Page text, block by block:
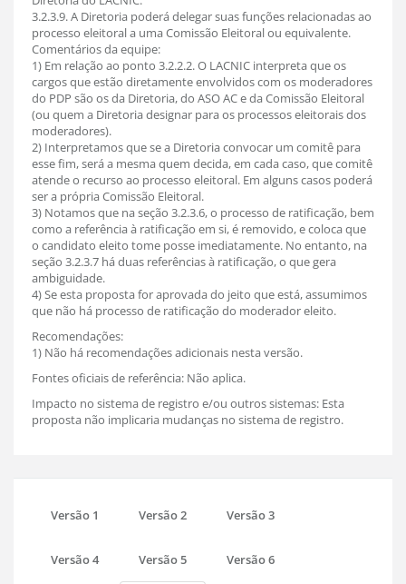
3.2.3.9. A Diretoria poderá delegar suas funções relacionadas ao
processo eleitoral a uma Comissão Eleitoral ou equivalente.
Comentários da equipe:
1) Em relação ao ponto 3.2.2.2. O LACNIC interpreta que os
cargos que estão diretamente envolvidos com os moderadores
do PDP são os da Diretoria, do ASO AC e da Comissão Eleitoral
(ou quem a Diretoria designar para os processos eleitorais dos
moderadores).
2) Interpretamos que se a Diretoria convocar um comitê para
esse fim, será a mesma quem decida, em cada caso, que comitê
atende o recurso ao processo eleitoral. Em alguns casos poderá
ser a própria Comissão Eleitoral.
3) Notamos que na seção 3.2.3.6, o processo de ratificação, bem
como a referência à ratificação em si, é removido, e coloca que
o candidato eleito tome posse imediatamente. No entanto, na
seção 3.2.3.7 há duas referências à ratificação, o que gera
ambiguidade.
4) Se esta proposta for aprovada do jeito que está, assumimos
que não há processo de ratificação do moderador eleito.
Recomendações:
1) Não há recomendações adicionais nesta versão.
Fontes oficiais de referência: Não aplica.
Impacto no sistema de registro e/ou outros sistemas: Esta
proposta não implicaria mudanças no sistema de registro.
Versão 1 Versão 2 Versão 3
Versão 4 Versão 5 Versão 6